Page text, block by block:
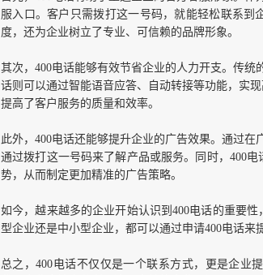
服入口。客户只需拨打这一号码，就能轻松联系
度，还为企业树立了专业、可信赖的品牌形象。
其次， 400电话能够有效节省企业的人力开支。传
话则可以通过智能语音应答、自动转接等功能，实
提高了客户服务的质量和效率。
此外， 400电话还能够提升企业的广告效果。通过在
通过拨打这一号码来了解产品或服务。同时，400
势，从而制定更加精准的广告策略。
如今，越来越多的企业开始认识到400电话的重要
型企业还是中小型企业，都可以通过申请400电话来
总之，400电话不仅仅是一个联系方式，更是企业